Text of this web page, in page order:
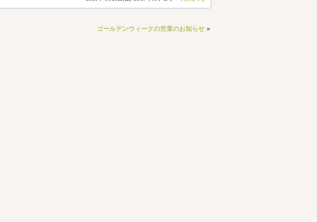
ゴールデンウィークの営業のお知らせ »